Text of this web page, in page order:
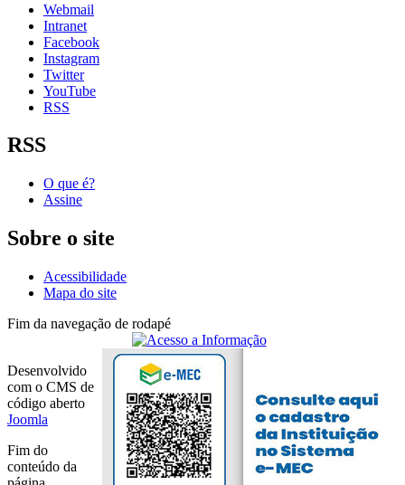
Webmail
Intranet
Facebook
Instagram
Twitter
YouTube
RSS
RSS
O que é?
Assine
Sobre o site
Acessibilidade
Mapa do site
Fim da navegação de rodapé
Desenvolvido
com o CMS de
código aberto
Joomla
Fim do
conteúdo da